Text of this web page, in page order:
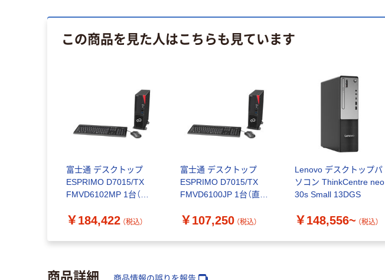
この商品を見た人はこちらも見ています
富士通 デスクトップ
ESPRIMO D7015/TX
FMVD6102MP 1台（直
￥184,422 （税込）
富士通 デスクトップ
ESPRIMO D7015/TX
FMVD6100JP 1台（直送
￥107,250 （税込）
Lenovo デスクトップパ
ソコン ThinkCentre neo
30s Small 13DGS
￥148,556~ （税込）
商品詳細